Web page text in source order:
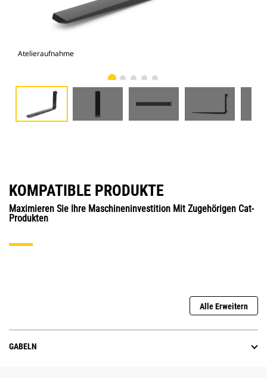
Atelieraufnahme
KOMPATIBLE PRODUKTE
Maximieren Sie Ihre Maschineninvestition Mit Zugehörigen Cat-
Produkten
Alle Erweitern
GABELN